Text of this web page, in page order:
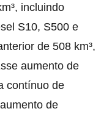
incluindo
S10, S500 e
de 508 km³,
aumento de
contínuo de
de